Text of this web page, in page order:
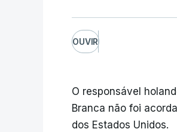
OUVIR
O responsável
Branca não foi
dos Estados Unidos.